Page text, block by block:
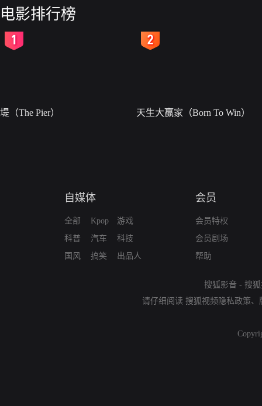
电影排行榜
堤（The Pier） 天生大赢家（Born To Win）
自媒体
全部
科普
国风
Kpop
汽车
搞笑
游戏
科技
出品人
会员
会员特权
会员剧场
帮助
搜狐影音 - 搜
请仔细阅读 搜狐视频隐私政策、